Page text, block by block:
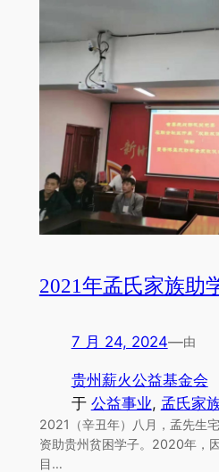
2021年孟氏家族助
7 月 24, 2024—由
贵州薪火公益基金会
于 公益事业, 孟氏家
2021（辛丑年）八月，孟先生
资助贵州贫困学子。2020年，
目…